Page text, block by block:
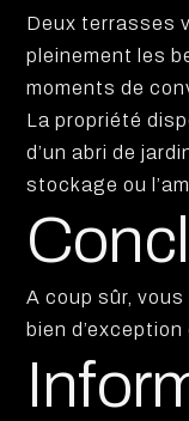
Deux terrasses
pleinement les
moments de
La propriété
d’un abri de
stockage ou
A coup sûr,
bien d’exception